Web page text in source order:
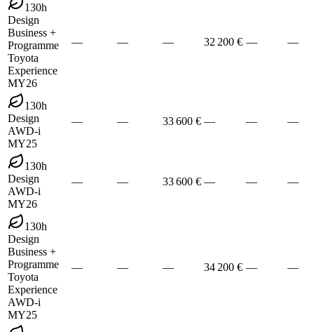
130h
Design
Business +
Programme
Toyota
Experience
MY26
— — — 32 200 € — —
130h
Design
AWD-i
MY25
— — 33 600 € — — —
130h
Design
AWD-i
MY26
— — 33 600 € — — —
130h
Design
Business +
Programme
Toyota
Experience
AWD-i
MY25
— — — 34 200 € — —